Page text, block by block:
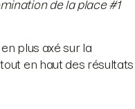
de la place #1
plus axé sur la
en haut des résultats